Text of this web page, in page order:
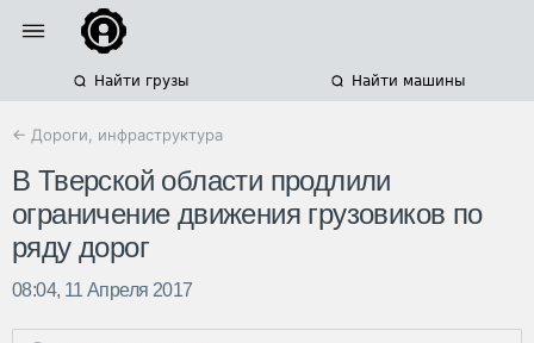
Найти грузы Найти машины
← Дороги, инфраструктура
В Тверской области продлили
ограничение движения грузовиков по
ряду дорог
08:04, 11 Апреля 2017